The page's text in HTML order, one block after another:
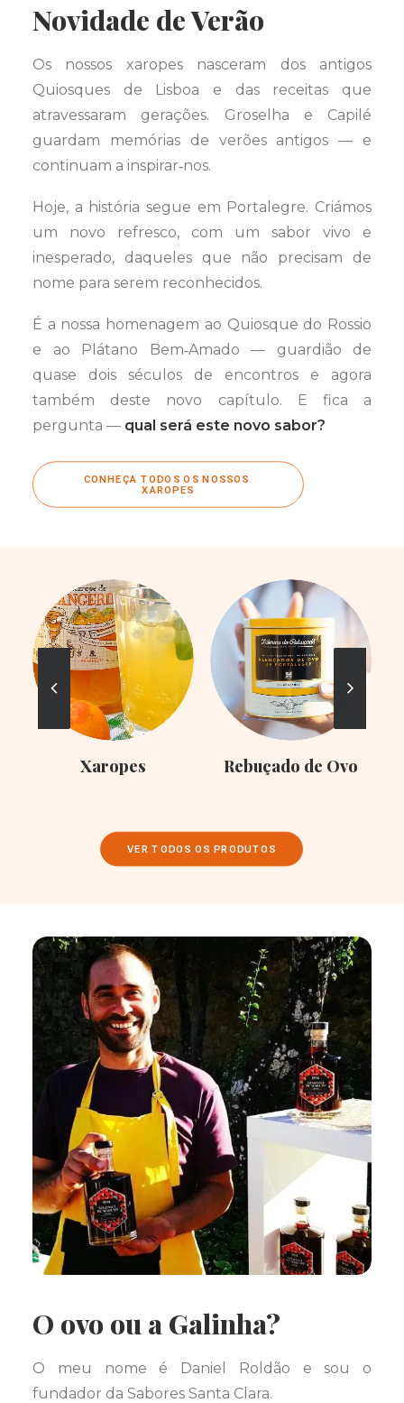
Novidade de Verão
Os nossos xaropes nasceram dos antigos
Quiosques de Lisboa e das receitas que
atravessaram gerações. Groselha e Capilé
guardam memórias de verões antigos — e
continuam a inspirar‑nos.
Hoje, a história segue em Portalegre. Criámos
um novo refresco, com um sabor vivo e
inesperado, daqueles que não precisam de
nome para serem reconhecidos.
É a nossa homenagem ao Quiosque do Rossio
e ao Plátano Bem‑Amado — guardião de
quase dois séculos de encontros e agora
também deste novo capítulo. E fica a
pergunta — qual será este novo sabor?
CONHEÇA TODOS OS NOSSOS
XAROPES
Xaropes Rebuçado de Ovo
VER TODOS OS PRODUTOS
O ovo ou a Galinha?
O meu nome é Daniel Roldão e sou o
fundador da Sabores Santa Clara.